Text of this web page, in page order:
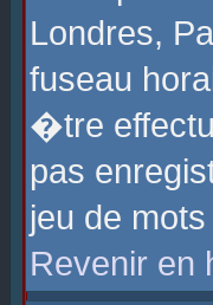
Londres,
fuseau
�tre
pas
jeu de mots
Revenir en